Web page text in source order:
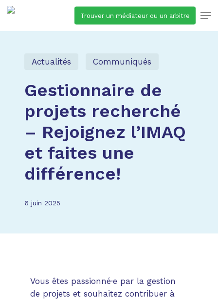
Skip
main
Trouver un médiateur ou un arbitre
Actualités Communiqués
Gestionnaire de
projets recherché
– Rejoignez l’IMAQ
et faites une
différence!
6 juin 2025
Vous êtes passionné·e par la gestion
de projets et souhaitez contribuer à